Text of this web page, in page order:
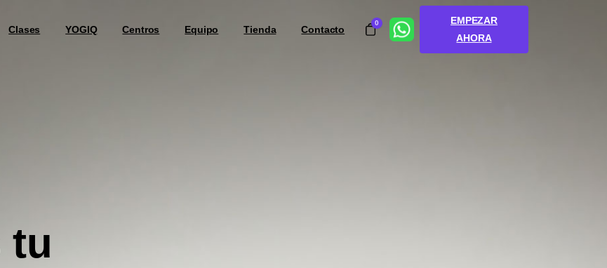
Clases YOGIQ Centros Equipo Tienda Contacto
0
EMPEZAR
AHORA
tu